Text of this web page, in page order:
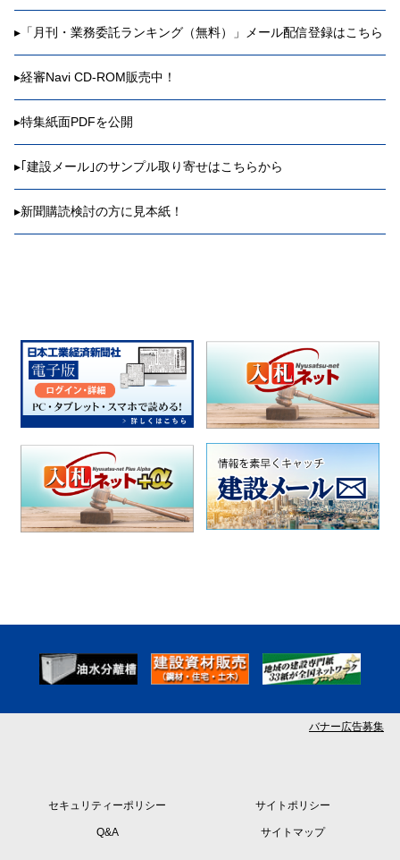
▸ 「月刊・業務委託ランキング（無料）」メール配信登録はこちら
▸経審Navi CD-ROM販売中！
▸特集紙面PDFを公開
▸ ｢建設メール｣のサンプル取り寄せはこちらから
▸新聞購読検討の方に見本紙！
バナー広告募集
セキュリティーポリシー サイトポリシー
Q&A サイトマップ